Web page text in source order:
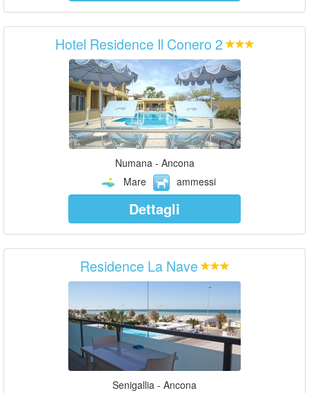
Hotel Residence Il Conero 2
Numana - Ancona
Mare
ammessi
Dettagli
Residence La Nave
Senigallia - Ancona